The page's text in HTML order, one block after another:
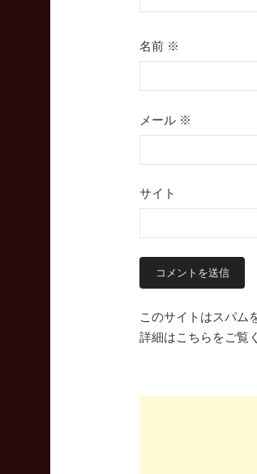
名前 ※
メール ※
サイト
このサイトはスパム
詳細はこちらをご覧